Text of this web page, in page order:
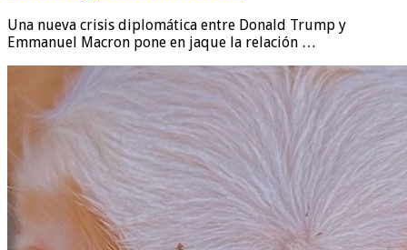
Una nueva crisis diplomática entre Donald Trump y
Emmanuel Macron pone en jaque la relación …